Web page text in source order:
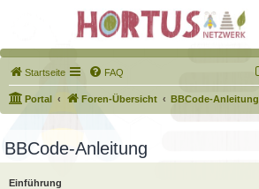
Startseite FAQ
Portal Foren-Übersicht BBCode-Anleitung
BBCode-Anleitung
Einführung